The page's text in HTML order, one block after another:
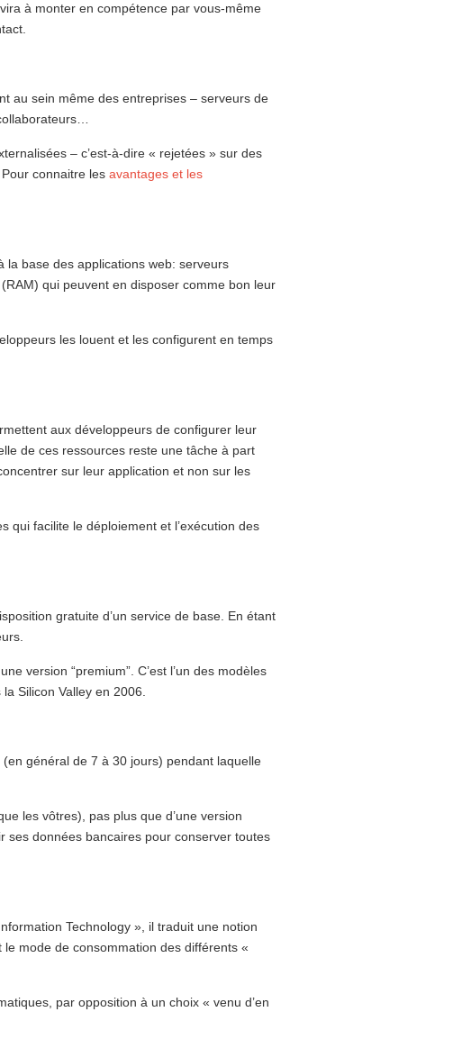
à monter en compétence par vous-même
au sein même des entreprises – serveurs de
– c’est-à-dire « rejetées » sur des
connaitre les avantages et les
la base des applications web: serveurs
qui peuvent en disposer comme bon leur
les louent et les configurent en temps
aux développeurs de configurer leur
de ces ressources reste une tâche à part
sur leur application et non sur les
qui facilite le déploiement et l’exécution des
gratuite d’un service de base. En étant
version “premium”. C’est l’un des modèles
Silicon Valley en 2006.
général de 7 à 30 jours) pendant laquelle
les vôtres), pas plus que d’une version
ses données bancaires pour conserver toutes
Technology », il traduit une notion
mode de consommation des différents «
par opposition à un choix « venu d’en